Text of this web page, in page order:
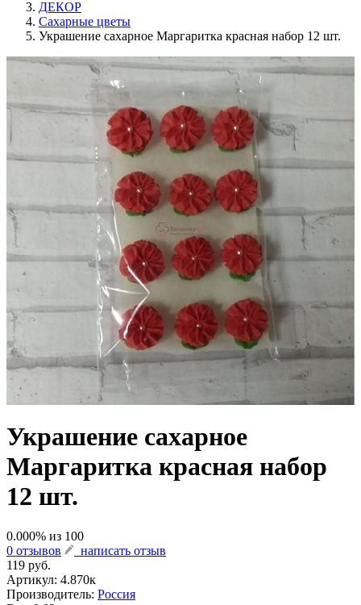
ДЕКОР
Сахарные цветы
Украшение сахарное Маргаритка красная набор 12 шт.
Украшение сахарное
Маргаритка красная набор
12 шт.
0.000% из 100
0 отзывов
написать отзыв
119 руб.
Артикул: 4.870к
Производитель: Россия